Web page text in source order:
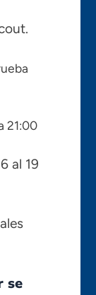
21:00
al 19
se